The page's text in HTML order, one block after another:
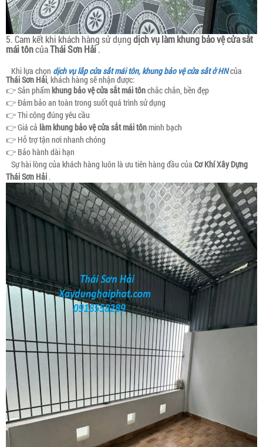
5. Cam kết khi khách hàng sử dụngdịch vụ làm khung bảo vệ cửa sắt
mái tôncủaThái Sơn Hải.
Khi lựa chọn dịch vụ lắp cửa sắt mái tôn, khung bảo vệ cửa sắt ở HNcủa
Thái Sơn Hải, khách hàng sẽ nhận được:
👉 Sản phẩmkhung bảo vệ cửa sắtmái tônchắc chắn, bền đẹp
👉 Đảm bảo an toàn trong suốt quá trình sử dụng
👉 Thi công đúng yêu cầu
👉 Giá cả làm khung bảo vệ cửa sắtmái tônminh bạch
👉 Hỗ trợ tận nơi nhanh chóng
👉 Bảo hành dài hạn
Sự hài lòng của khách hàng luôn là ưu tiên hàng đầu của Cơ Khí Xây Dựng
Thái Sơn Hải .